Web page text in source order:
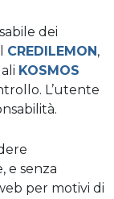
dei
CREDILEMON,
KOSMOS
L’utente
e senza
per motivi di